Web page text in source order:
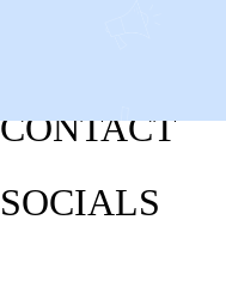
CONTACT
SOCIALS